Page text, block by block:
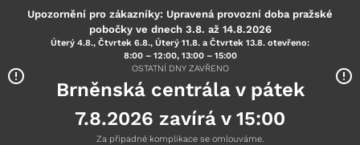
Upozornění pro zákazníky: Upravená provozní doba pražské
pobočky ve dnech 3.8. až 14.8.2026
Úterý 4.8., Čtvrtek 6.8., Úterý 11.8. a Čtvrtek 13.8. otevřeno:
8:00 – 12:00, 13:00 – 15:00
OSTATNÍ DNY ZAVŘENO
Brněnská centrála v pátek
7.8.2026 zavírá v 15:00
Za případné komplikace se omlouváme.